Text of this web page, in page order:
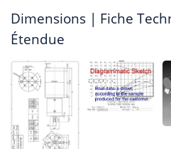
Dimensions | Fiche
Étendue